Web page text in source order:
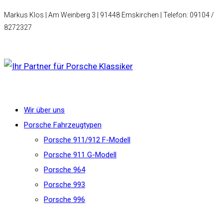
Markus Klos | Am Weinberg 3 | 91448 Emskirchen | Telefon: 09104 /
8272327
Wir über uns
Porsche Fahrzeugtypen
Porsche 911/912 F-Modell
Porsche 911 G-Modell
Porsche 964
Porsche 993
Porsche 996